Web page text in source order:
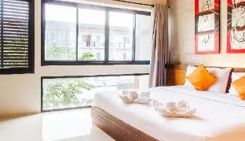
คอนเสิร์ตจากศิลปิน
ชื่อดังตลอด 5 วัน